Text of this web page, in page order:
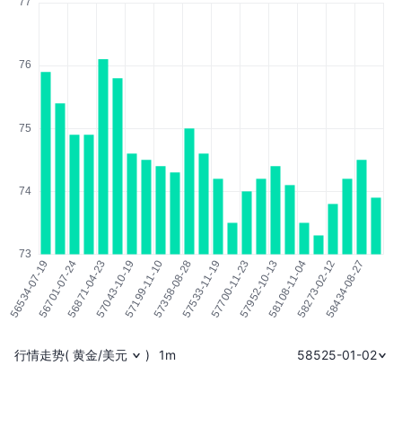
行情走势( 黄金/美元 ) 1m 58525-01-02